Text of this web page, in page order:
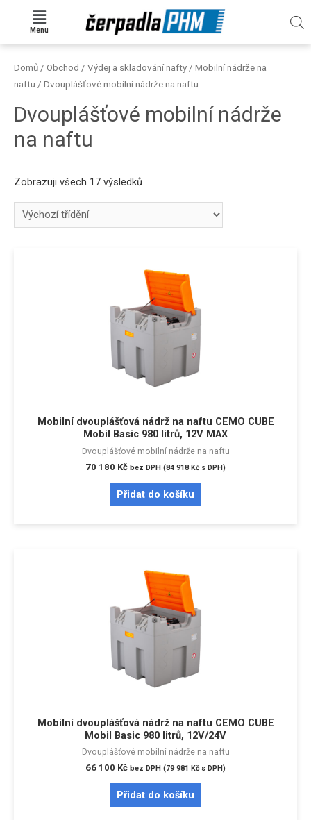
Menu
Domů / Obchod / Výdej a skladování nafty / Mobilní nádrže na
naftu / Dvouplášťové mobilní nádrže na naftu
Dvouplášťové mobilní nádrže
na naftu
Zobrazuji všech 17 výsledků
Mobilní dvouplášťová nádrž na naftu CEMO CUBE
Mobil Basic 980 litrů, 12V MAX
Dvouplášťové mobilní nádrže na naftu
70 180 Kč bez DPH (84 918 Kč s DPH)
Přidat do košíku
Mobilní dvouplášťová nádrž na naftu CEMO CUBE
Mobil Basic 980 litrů, 12V/24V
Dvouplášťové mobilní nádrže na naftu
66 100 Kč bez DPH (79 981 Kč s DPH)
Přidat do košíku